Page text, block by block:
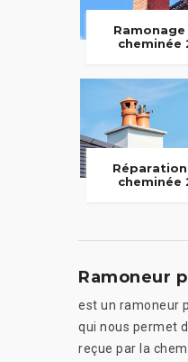
Ramonage
cheminée
cheminée
Ramoneur
est un ramoneur
qui nous permet
reçue par la